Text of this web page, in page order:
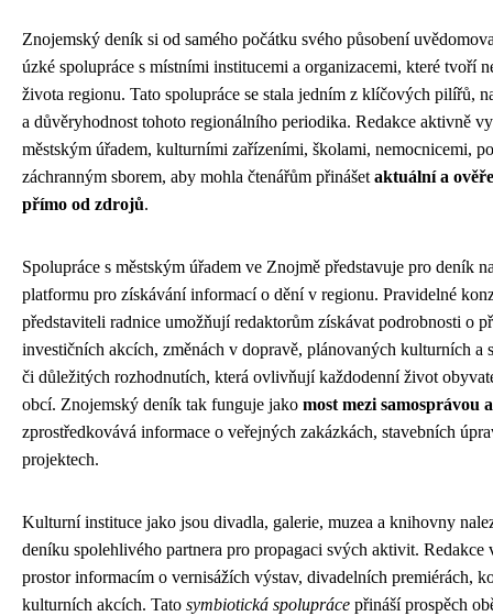
Znojemský deník si od samého počátku svého působení
úzké spolupráce s místními institucemi a organizacemi, které tvoří
života regionu. Tato spolupráce se stala jedním z klíčových pilířů,
a důvěryhodnost tohoto regionálního periodika. Redakce aktivně
městským úřadem, kulturními zařízeními, školami, nemocnicemi,
záchranným sborem, aby mohla čtenářům přinášet aktuální a
přímo od zdrojů.
Spolupráce s městským úřadem ve Znojmě představuje pro deník
platformu pro získávání informací o dění v regionu. Pravidelné
představiteli radnice umožňují redaktorům získávat podrobnosti o
investičních akcích, změnách v dopravě, plánovaných kulturních a
či důležitých rozhodnutích, která ovlivňují každodenní život
obcí. Znojemský deník tak funguje jako most mezi samosprávou
zprostředkovává informace o veřejných zakázkách, stavebních
projektech.
Kulturní instituce jako jsou divadla, galerie, muzea a knihovny
deníku spolehlivého partnera pro propagaci svých aktivit. Redakce
prostor informacím o vernisážích výstav, divadelních premiérách,
kulturních akcích. Tato symbiotická spolupráce přináší prospěch